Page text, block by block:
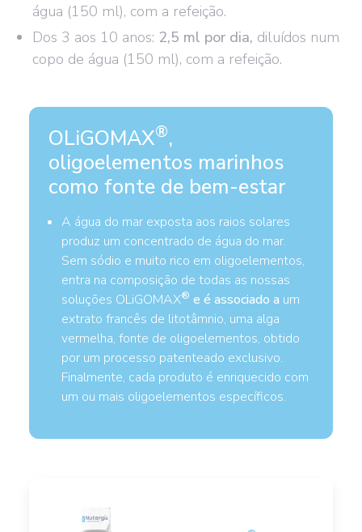
água (150 ml), com a refeição.
Dos 3 aos 10 anos: 2,5 ml por dia, diluídos num
copo de água (150 ml), com a refeição.
OLiGOMAX®,
oligoelementos marinhos
como fonte de bem-estar
A água do mar exposta aos raios solares
produz um concentrado de água do mar.
Sem sódio e muito rico em oligoelementos,
entra na composição de todas as nossas
soluções OLiGOMAX® e é associado a um
extrato francês de litotâmnio, uma alga
vermelha, fonte de oligoelementos, obtido
por um processo patenteado exclusivo.
Finalmente, cada produto é enriquecido com
um ou mais oligoelementos específicos.